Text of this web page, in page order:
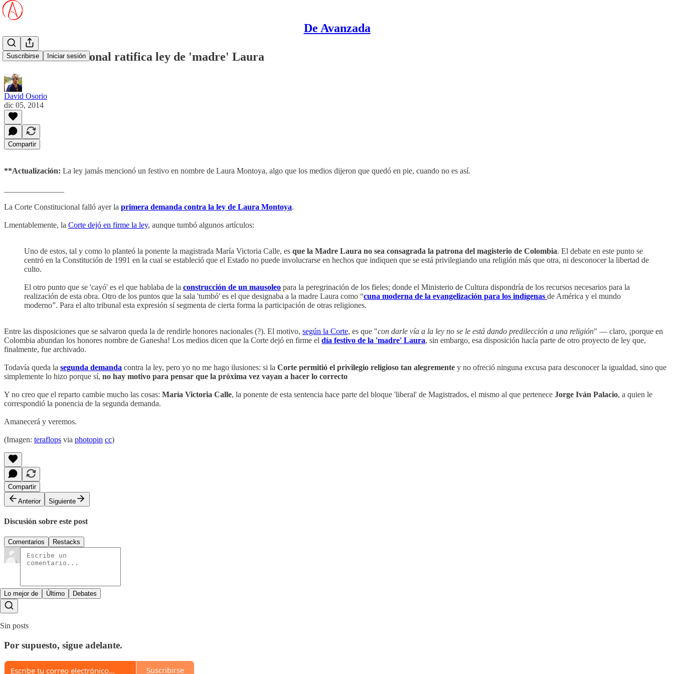
De Avanzada
Suscribirse Iniciar sesión
Corte Constitucional ratifica ley de 'madre' Laura
David Osorio
dic 05, 2014
Compartir
**Actualización: La ley jamás mencionó un festivo en nombre de Laura Montoya, algo que los medios dijeron que quedó en pie, cuando no es así.
La Corte Constitucional falló ayer la primera demanda contra la ley de Laura Montoya.
Lmentablemente, la Corte dejó en firme la ley, aunque tumbó algunos artículos:
Uno de estos, tal y como lo planteó la ponente la magistrada María Victoria Calle, es que la Madre Laura no sea consagrada la patrona del magisterio de Colombia. El debate en este punto se
centró en la Constitución de 1991 en la cual se estableció que el Estado no puede involucrarse en hechos que indiquen que se está privilegiando una religión más que otra, ni desconocer la libertad de
culto.
El otro punto que se 'cayó' es el que hablaba de la construcción de un mausoleo para la peregrinación de los fieles; donde el Ministerio de Cultura dispondría de los recursos necesarios para la
realización de esta obra. Otro de los puntos que la sala 'tumbó' es el que designaba a la madre Laura como “cuna moderna de la evangelización para los indígenas de América y el mundo
moderno”. Para el alto tribunal esta expresión sí segmenta de cierta forma la participación de otras religiones.
Entre las disposiciones que se salvaron queda la de rendirle honores nacionales (?). El motivo, según la Corte, es que "con darle vía a la ley no se le está dando predilección a una religión" — claro, ¡porque en
Colombia abundan los honores nombre de Ganesha! Los medios dicen que la Corte dejó en firme el día festivo de la 'madre' Laura, sin embargo, esa disposición hacía parte de otro proyecto de ley que,
finalmente, fue archivado.
Todavía queda la segunda demanda contra la ley, pero yo no me hago ilusiones: si la Corte permitió el privilegio religioso tan alegremente y no ofreció ninguna excusa para desconocer la igualdad, sino que
simplemente lo hizo porque sí, no hay motivo para pensar que la próxima vez vayan a hacer lo correcto
Y no creo que el reparto cambie mucho las cosas: María Victoria Calle, la ponente de esta sentencia hace parte del bloque 'liberal' de Magistrados, el mismo al que pertenece Jorge Iván Palacio, a quien le
correspondió la ponencia de la segunda demanda.
Amanecerá y veremos.
(Imagen: teraflops via photopin cc)
Compartir
Anterior
Siguiente
Discusión sobre este post
Comentarios Restacks
Lo mejor de Último Debates
Sin posts
Por supuesto, sigue adelante.
Suscribirse